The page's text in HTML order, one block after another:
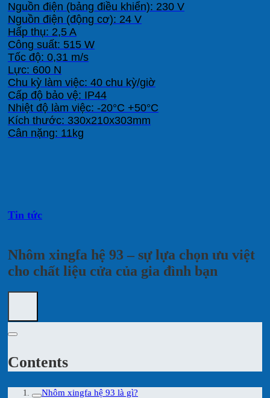
Nguồn điện (bảng điều khiển): 230 V
Nguồn điện (động cơ): 24 V
Hấp thụ: 2,5 A
Công suất: 515 W
Tốc độ: 0,31 m/s
Lực: 600 N
Chu kỳ làm việc: 40 chu kỳ/giờ
Cấp độ bảo vệ: IP44
Nhiệt độ làm việc: -20°C +50°C
Kích thước: 330x210x303mm
Cân nặng: 11kg
Tin tức
Nhôm xingfa hệ 93 – sự lựa chọn ưu việt
cho chất liệu cửa của gia đình bạn
Contents
Nhôm xingfa hệ 93 là gì?